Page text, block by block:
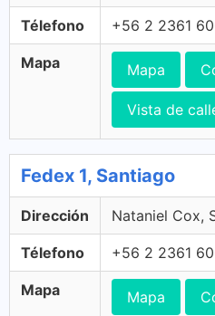
Télefono +56 2 2361
Mapa Mapa
Vista de
Fedex 1, Santiago
Dirección Nataniel Cox,
Télefono +56 2 2361
Mapa Mapa